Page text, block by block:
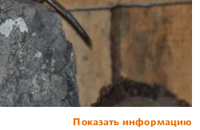
Показать информацию